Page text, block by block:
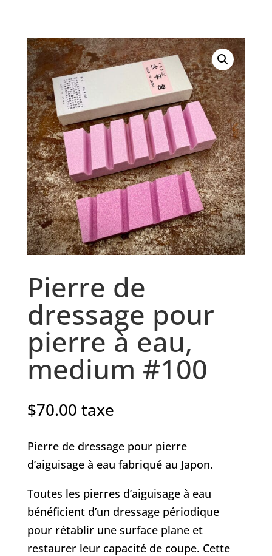
Pierre de
dressage pour
pierre à eau,
medium #100
$70.00 taxe
Pierre de dressage pour pierre
d’aiguisage à eau fabriqué au Japon.
Toutes les pierres d’aiguisage à eau
bénéficient d’un dressage périodique
pour rétablir une surface plane et
restaurer leur capacité de coupe. Cette